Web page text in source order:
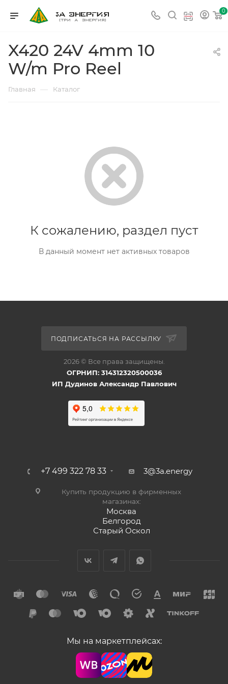
0
X420 24V 4mm 10
W/m Pro Reel
Главная — Каталог
К сожалению, раздел пуст
В данный момент нет активных товаров
ПОДПИСАТЬСЯ НА РАССЫЛКУ
2026 © Все права защищены.
ОГРНИП: 314312320500036
ИП Дудинов Александр Павлович
+7 499 322 78 33 3@3a.energy
Купить продукцию в фирменных
магазинах:
Москва
Белгород
Старый Оскол
Мы на маркетплейсах: